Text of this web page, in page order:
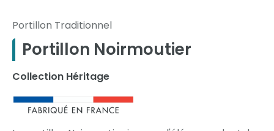
Portillon Traditionnel
Portillon Noirmoutier
Collection Héritage